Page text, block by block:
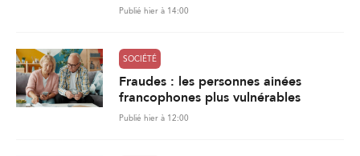
Publié hier à 14:00
SOCIÉTÉ
Fraudes : les personnes ainées
francophones plus vulnérables
Publié hier à 12:00